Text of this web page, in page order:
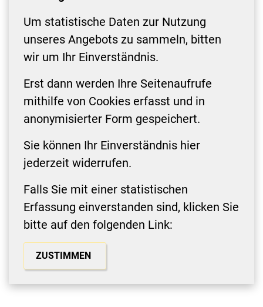
Um statistische Daten zur Nutzung
unseres Angebots zu sammeln, bitten
wir um Ihr Einverständnis.
Erst dann werden Ihre Seitenaufrufe
mithilfe von Cookies erfasst und in
anonymisierter Form gespeichert.
Sie können Ihr Einverständnis hier
jederzeit widerrufen.
Falls Sie mit einer statistischen
Erfassung einverstanden sind, klicken Sie
bitte auf den folgenden Link:
ZUSTIMMEN